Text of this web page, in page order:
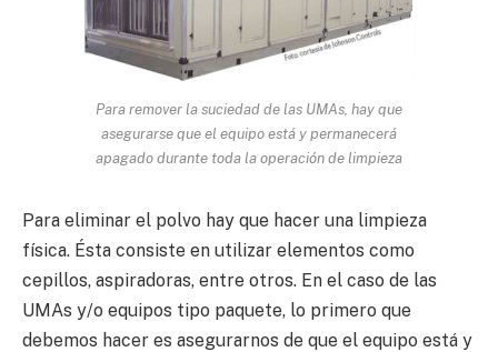
Para remover la suciedad de las UMAs, hay que
asegurarse que el equipo está y permanecerá
apagado durante toda la operación de limpieza
Para eliminar el polvo hay que hacer una limpieza
física. Ésta consiste en utilizar elementos como
cepillos, aspiradoras, entre otros. En el caso de las
UMAs y/o equipos tipo paquete, lo primero que
debemos hacer es asegurarnos de que el equipo está y